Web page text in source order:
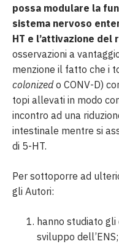
possa modulare la
sistema nervoso
HT e l’attivazione
osservazioni a
menzione il fatto che i
colonizedo CONV-D)
topi allevati in modo
incontro ad una
intestinale mentre si
di 5-HT.
Per sottoporre ad
gli Autori:
hanno studiato
sviluppo dell’ENS;